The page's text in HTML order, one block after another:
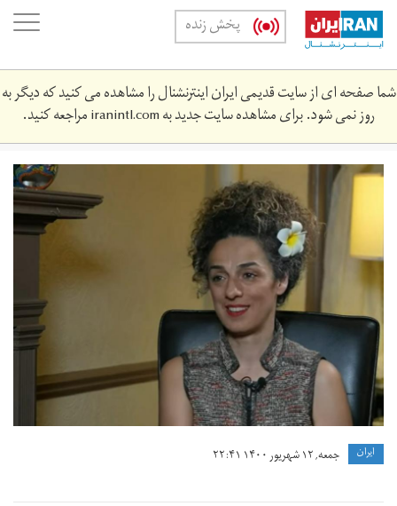
Skip
main
content
پخش زنده
شما صفحه ای از سایت قدیمی ایران اینترنشنال را مشاهده می کنید که دیگر به
روز نمی شود. برای مشاهده سایت جدید بهiranintl.comمراجعه کنید.
msyj.jpeg
ايران جمعه, ۱۲ شهریور ۱۴۰۰ ۲۲:۴۱